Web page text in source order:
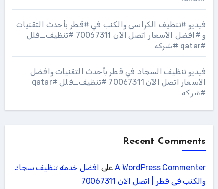
فيديو #تنظيف الكراسي والكنب في #قطر بأحدث التقنيات
و #افضل الأسعار اتصل الآن 70067311 #تنظيف_فلل
#qatar #شركه
فيديو تنظيف السجاد في قطر بأحدث التقنيات وافضل
الأسعار اتصل الآن 70067311 #تنظيف_فلل #qatar
#شركه
Recent Comments
A WordPress Commenterعلى افضل خدمة تنظيف سجاد
والكنب فى قطر | اتصل الان 70067311